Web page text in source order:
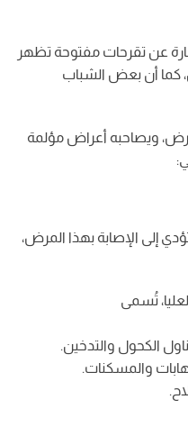
عن تقرحات مفتوحة تظهر
كما أن بعض الشباب
ويصاحبه أعراض مؤلمة
إلى الإصابة بهذا المرض،
تُسمى
الكحول والتدخين.
والمسكنات.